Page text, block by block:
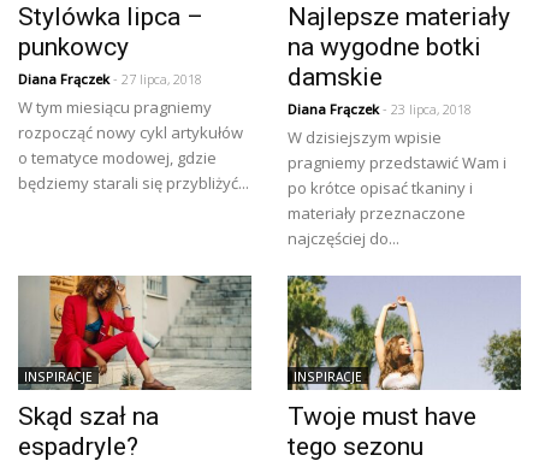
Stylówka lipca –
punkowcy
Diana Frączek- 27 lipca, 2018
W tym miesiącu pragniemy
rozpocząć nowy cykl artykułów
o tematyce modowej, gdzie
będziemy starali się przybliżyć...
Najlepsze materiały
na wygodne botki
damskie
Diana Frączek- 23 lipca, 2018
W dzisiejszym wpisie
pragniemy przedstawić Wam i
po krótce opisać tkaniny i
materiały przeznaczone
najczęściej do...
INSPIRACJE
Skąd szał na
espadryle?
INSPIRACJE
Twoje must have
tego sezonu